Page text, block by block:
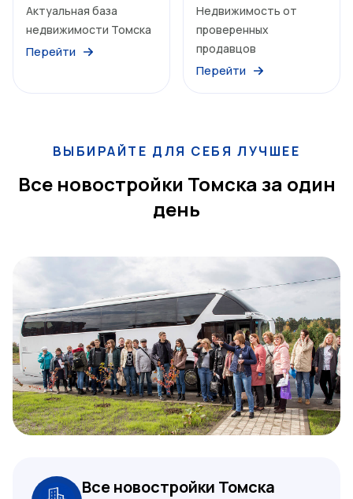
Актуальная база
недвижимости Томска
Перейти
Недвижимость от
проверенных
продавцов
Перейти
ВЫБИРАЙТЕ ДЛЯ СЕБЯ ЛУЧШЕЕ
Все новостройки Томска за один
день
Все новостройки Томска